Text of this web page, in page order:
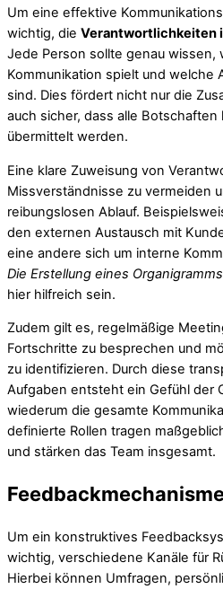
Um eine effektive
wichtig, die Verantwortlichkeiten
Jede Person sollte genau wissen,
Kommunikation spielt und welche
sind. Dies fördert nicht nur die
auch sicher, dass alle
übermittelt werden.
Eine klare Zuweisung von
Missverständnisse zu vermeiden
reibungslosen Ablauf.
den externen Austausch mit
eine andere sich um interne
Die Erstellung eines Organigramms
hier hilfreich sein.
Zudem gilt es, regelmäßige
Fortschritte zu besprechen und
zu identifizieren. Durch diese
Aufgaben entsteht ein Gefühl der
wiederum die gesamte
definierte Rollen tragen
und stärken das Team insgesamt.
Um ein konstruktives
wichtig, verschiedene Kanäle für
Hierbei können Umfragen,